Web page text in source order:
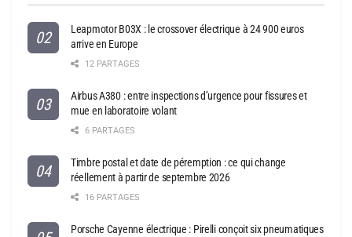
Leapmotor B03X : le crossover électrique à 24 900 euros
arrive en Europe
12 PARTAGES
Airbus A380 : entre inspections d’urgence pour fissures et
mue en laboratoire volant
6 PARTAGES
Timbre postal et date de péremption : ce qui change
réellement à partir de septembre 2026
16 PARTAGES
Porsche Cayenne électrique : Pirelli conçoit six pneumatiques